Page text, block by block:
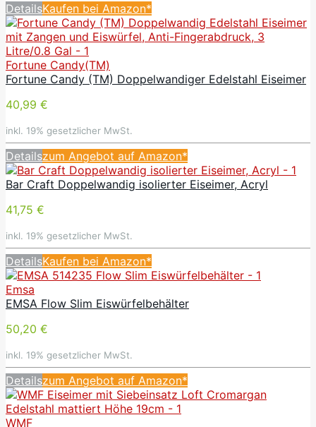
DetailsKaufen bei Amazon*
Fortune Candy(TM)
Fortune Candy (TM) Doppelwandiger Edelstahl Eiseimer
40,99 €
inkl. 19% gesetzlicher MwSt.
Detailszum Angebot auf Amazon*
Bar Craft Doppelwandig isolierter Eiseimer, Acryl
41,75 €
inkl. 19% gesetzlicher MwSt.
DetailsKaufen bei Amazon*
Emsa
EMSA Flow Slim Eiswürfelbehälter
50,20 €
inkl. 19% gesetzlicher MwSt.
Detailszum Angebot auf Amazon*
WMF